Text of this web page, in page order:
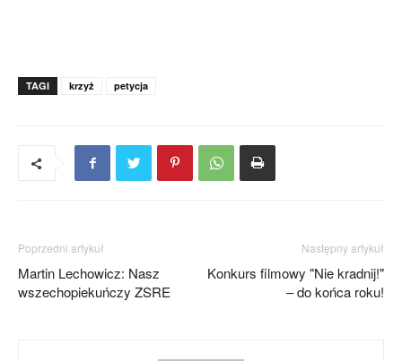
TAGI krzyż petycja
Poprzedni artykuł
Martin Lechowicz: Nasz
wszechopiekuńczy ZSRE
Następny artykuł
Konkurs filmowy "Nie kradnij!"
– do końca roku!